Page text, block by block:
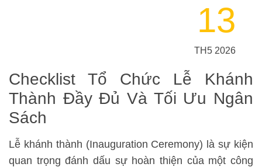
13
TH5 2026
Checklist Tổ Chức Lễ Khánh
Thành Đầy Đủ Và Tối Ưu Ngân
Sách
Lễ khánh thành (Inauguration Ceremony) là sự kiện
quan trọng đánh dấu sự hoàn thiện của một công